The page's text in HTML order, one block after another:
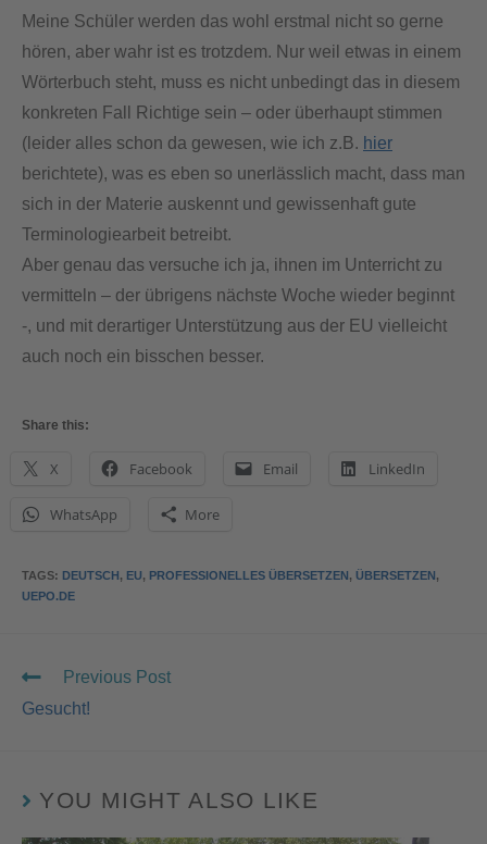
Meine Schüler werden das wohl erstmal nicht so gerne
hören, aber wahr ist es trotzdem. Nur weil etwas in einem
Wörterbuch steht, muss es nicht unbedingt das in diesem
konkreten Fall Richtige sein – oder überhaupt stimmen
(leider alles schon da gewesen, wie ich z.B. hier
berichtete), was es eben so unerlässlich macht, dass man
sich in der Materie auskennt und gewissenhaft gute
Terminologiearbeit betreibt.
Aber genau das versuche ich ja, ihnen im Unterricht zu
vermitteln – der übrigens nächste Woche wieder beginnt
-, und mit derartiger Unterstützung aus der EU vielleicht
auch noch ein bisschen besser.
Share this:
X Facebook Email LinkedIn
WhatsApp More
TAGS: DEUTSCH, EU, PROFESSIONELLES ÜBERSETZEN, ÜBERSETZEN,
UEPO.DE
Previous Post
Gesucht!
YOU MIGHT ALSO LIKE